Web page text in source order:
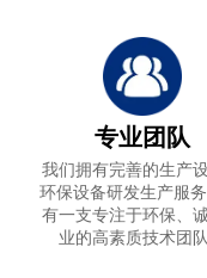
专业团队
我们拥有完善的生产
环保设备研发生产服
有一支专注于环保、
业的高素质技术团队